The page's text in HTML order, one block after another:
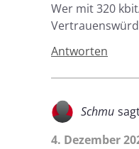
Wer mit 320
Antworten
Schmu
4. Dezember